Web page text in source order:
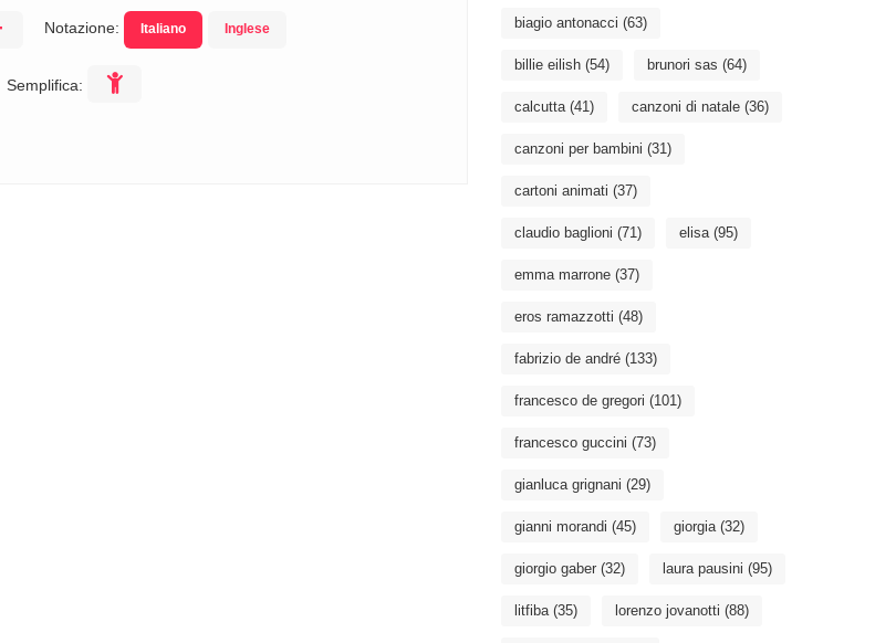
Notazione: Italiano Inglese
Semplifica:
biagio antonacci (63)
billie eilish (54) brunori sas (64)
calcutta(41) canzoni di natale (36)
canzoni per bambini (31)
cartoni animati (37)
claudio baglioni (71) elisa(95)
emma marrone (37)
eros ramazzotti (48)
fabrizio de andré (133)
francesco de gregori (101)
francesco guccini (73)
gianluca grignani (29)
gianni morandi (45) giorgia(32)
giorgio gaber (32) laura pausini (95)
litfiba(35) lorenzo jovanotti (88)